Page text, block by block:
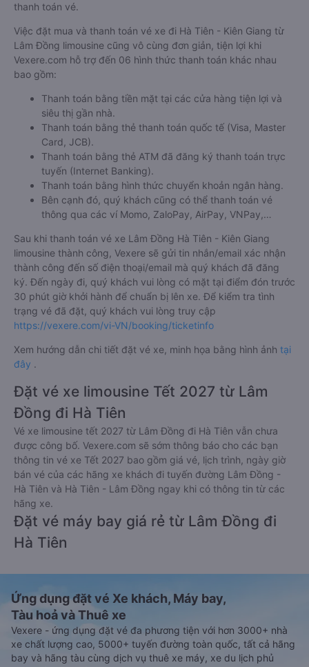
thanh toán vé.
Việc đặt mua và thanh toán vé xe đi Hà Tiên - Kiên Giang từ
Lâm Đồng limousine cũng vô cùng đơn giản, tiện lợi khi
Vexere.com hỗ trợ đến 06 hình thức thanh toán khác nhau
bao gồm:
Thanh toán bằng tiền mặt tại các cửa hàng tiện lợi và
siêu thị gần nhà.
Thanh toán bằng thẻ thanh toán quốc tế (Visa, Master
Card, JCB).
Thanh toán bằng thẻ ATM đã đăng ký thanh toán trực
tuyến (Internet Banking).
Thanh toán bằng hình thức chuyển khoản ngân hàng.
Bên cạnh đó, quý khách cũng có thể thanh toán vé
thông qua các ví Momo, ZaloPay, AirPay, VNPay,…
Sau khi thanh toán vé xe Lâm Đồng Hà Tiên - Kiên Giang
limousine thành công, Vexere sẽ gửi tin nhắn/email xác nhận
thành công đến số điện thoại/email mà quý khách đã đăng
ký. Đến ngày đi, quý khách vui lòng có mặt tại điểm đón trước
30 phút giờ khởi hành để chuẩn bị lên xe. Để kiểm tra tình
trạng vé đã đặt, quý khách vui lòng truy cập
https://vexere.com/vi-VN/booking/ticketinfo
Xem hướng dẫn chi tiết đặt vé xe, minh họa bằng hình ảnh tại
đây .
Đặt vé xe limousine Tết 2027 từ Lâm
Đồng đi Hà Tiên
Vé xe limousine tết 2027 từ Lâm Đồng đi Hà Tiên vẫn chưa
được công bố. Vexere.com sẽ sớm thông báo cho các bạn
thông tin vé xe Tết 2027 bao gồm giá vé, lịch trình, ngày giờ
bán vé của các hãng xe khách đi tuyến đường Lâm Đồng -
Hà Tiên và Hà Tiên - Lâm Đồng ngay khi có thông tin từ các
hãng xe.
Đặt vé máy bay giá rẻ từ Lâm Đồng đi
Hà Tiên
Ứng dụng đặt vé Xe khách, Máy bay,
Tàu hoả và Thuê xe
Vexere - ứng dụng đặt vé đa phương tiện với hơn 3000+ nhà
xe chất lượng cao, 5000+ tuyến đường toàn quốc, tất cả hãng
bay và hãng tàu cùng dịch vụ thuê xe máy, xe du lịch phủ